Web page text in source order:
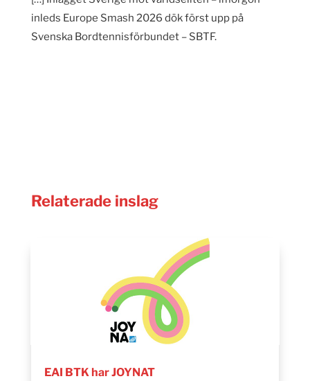
inleds Europe Smash 2026 dök först upp på
Svenska Bordtennisförbundet – SBTF.
Relaterade inslag
EAI BTK har JOYNAT